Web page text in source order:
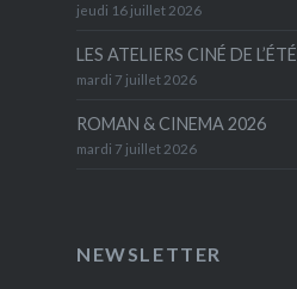
jeudi 16 juillet 2026
LES ATELIERS CINÉ DE L’ÉTÉ
mardi 7 juillet 2026
ROMAN & CINEMA 2026
mardi 7 juillet 2026
NEWSLETTER